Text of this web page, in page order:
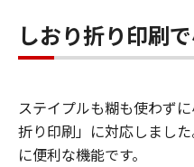
しおり折り印刷
ステイプルも糊も使わず
折り印刷」に対応しまし
に便利な機能です。